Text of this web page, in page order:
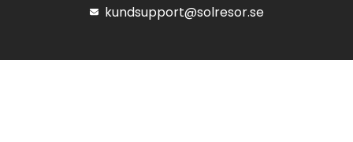
kundsupport@solresor.se